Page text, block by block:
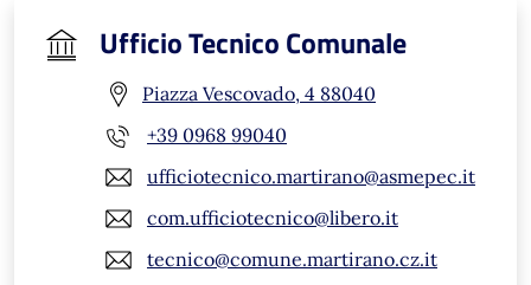
Ufficio Tecnico Comunale
Piazza Vescovado, 4 88040
+39 0968 99040
ufficiotecnico.martirano@asmepec.it
com.ufficiotecnico@libero.it
tecnico@comune.martirano.cz.it